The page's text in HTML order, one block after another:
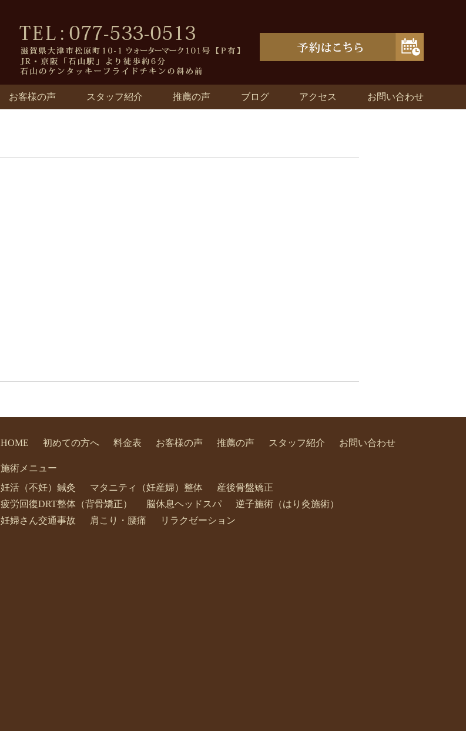
お客様の声 スタッフ紹介 推薦の声 ブログ アクセス お問い合わせ
HOME 初めての方へ 料金表 お客様の声 推薦の声 スタッフ紹介 お問い合わせ
施術メニュー
妊活（不妊）鍼灸
マタニティ（妊産婦）整体
産後骨盤矯正
疲労回復DRT整体（背骨矯正）
脳休息ヘッドスパ
逆子施術（はり灸施術）
妊婦さん交通事故
肩こり・腰痛 リラクゼーション